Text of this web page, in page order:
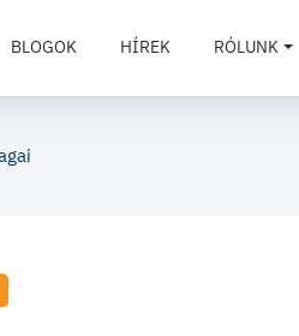
BLOGOK HÍREK RÓLUNK